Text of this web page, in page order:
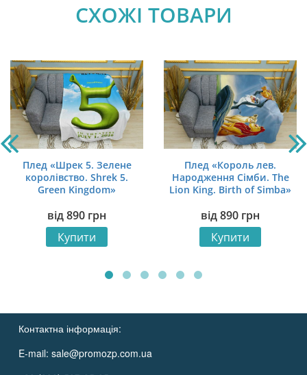
СХОЖІ ТОВАРИ
Плед «Шрек 5. Зелене
королівство. Shrek 5.
Green Kingdom»
від890 грн
Купити
Плед «Король лев.
Народження Сімби. The
Lion King. Birth of Simba»
від890 грн
Купити
Контактна інформація:
E-mail: sale@promozp.com.ua